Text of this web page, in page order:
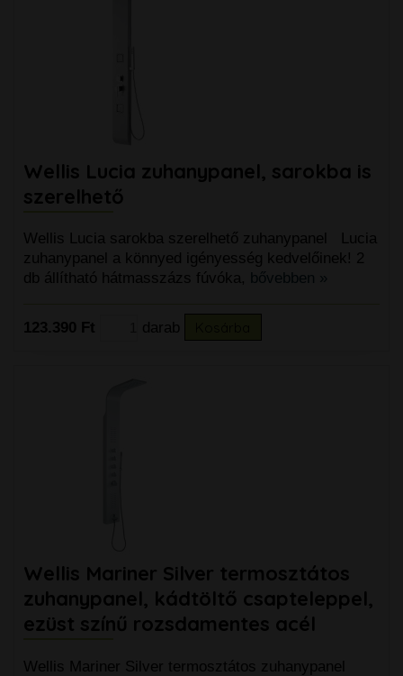
Wellis Lucia zuhanypanel, sarokba is
szerelhető
Wellis Lucia sarokba szerelhető zuhanypanel Lucia
zuhanypanel a könnyed igényesség kedvelőinek! 2
db állítható hátmasszázs fúvóka,
bővebben »
123.390 Ft darab
Wellis Mariner Silver termosztátos
zuhanypanel, kádtöltő csapteleppel,
ezüst színű rozsdamentes acél
Wellis Mariner Silver termosztátos zuhanypanel